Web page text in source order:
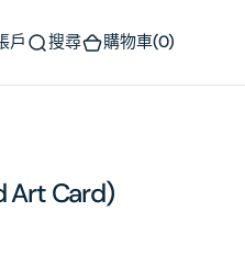
戶 搜尋 購物車(0)
Art Card)